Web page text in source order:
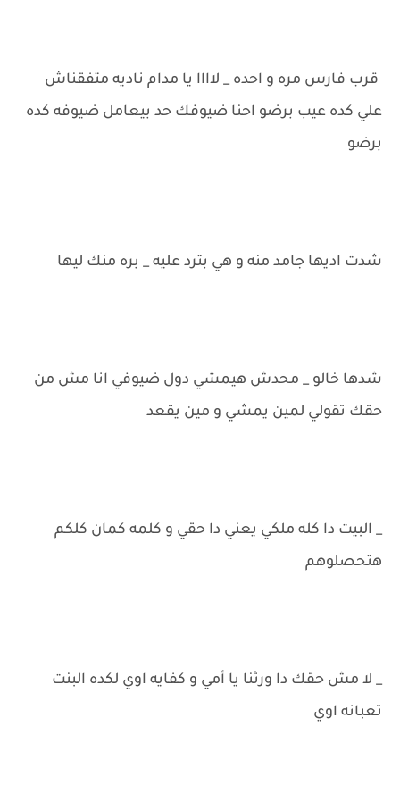
قرب فارس مره و احده _ لاااا يا مدام ناديه متفقناش
علي كده عيب برضو احنا ضيوفك حد بيعامل ضيوفه كده
برضو
شدت اديها جامد منه و هي بترد عليه _ بره منك ليها
شدها خالو _ محدش هيمشي دول ضيوفي انا مش من
حقك تقولي لمين يمشي و مين يقعد
_ البيت دا كله ملكي يعني دا حقي و كلمه كمان كلكم
هتحصلوهم
_ لا مش حقك دا ورثنا يا أمي و كفايه اوي لكده البنت
تعبانه اوي